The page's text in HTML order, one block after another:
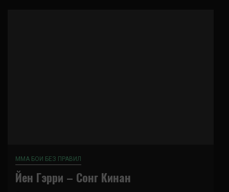
ММА БОИ БЕЗ ПРАВИЛ
Йен Гэрри – Сонг Кинан